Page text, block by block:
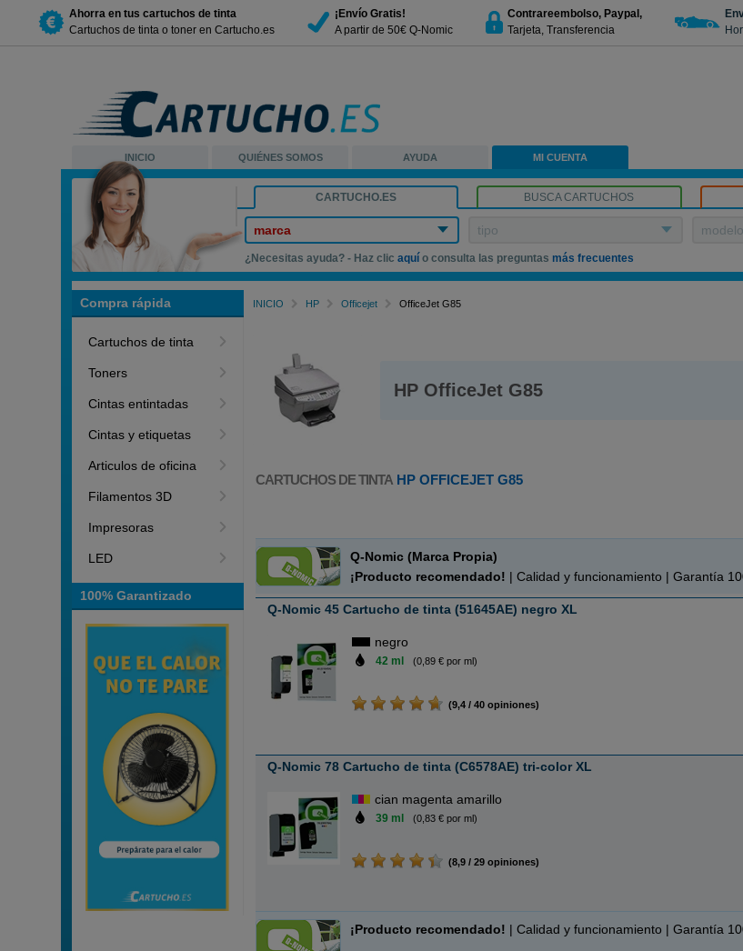
Ahorra en tus cartuchos de tinta
Cartuchos de tinta o toner en Cartucho.es
¡Envío Gratis!
A partir de 50€ Q-Nomic
Contrareembolso, Paypal,
Tarjeta, Transferencia
INICIO QUIÉNES SOMOS AYUDA MI CUENTA
CARTUCHO.ES BUSCA CARTUCHOS
marca tipo modelo
¿Necesitas ayuda? - Haz clicaquí o consulta las preguntas más frecuentes
Compra rápida
Cartuchos de tinta
Toners
Cintas entintadas
Cintas y etiquetas
Articulos de oficina
Filamentos 3D
Impresoras
LED
100% Garantizado
INICIO HP Officejet OfficeJet G85
HP OfficeJet G85
CARTUCHOS DE TINTA HP OFFICEJET G85
Q-Nomic (Marca Propia)
¡Producto recomendado! | Calidad y funcionamiento | Garantía
Q-Nomic 45 Cartucho de tinta (51645AE) negro XL
negro
42 ml (0,89 € por ml)
(9,4 / 40 opiniones)
Q-Nomic 78 Cartucho de tinta (C6578AE) tri-color XL
cian magenta amarillo
39 ml (0,83 € por ml)
(8,9 / 29 opiniones)
¡Producto recomendado! | Calidad y funcionamiento | Garantía